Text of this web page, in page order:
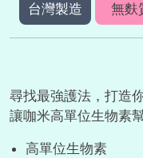
台灣製造 無麩
尋找最強護法，打造
讓咖米高單位生物素
高單位生物素